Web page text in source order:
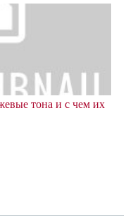
тона и с чем их